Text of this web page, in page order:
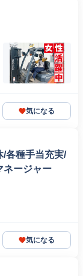
気になる
/各種手当充実/
ネージャー
気になる